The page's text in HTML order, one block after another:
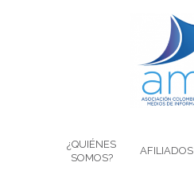
¿QUIÉNES
SOMOS?
AFILIADOS